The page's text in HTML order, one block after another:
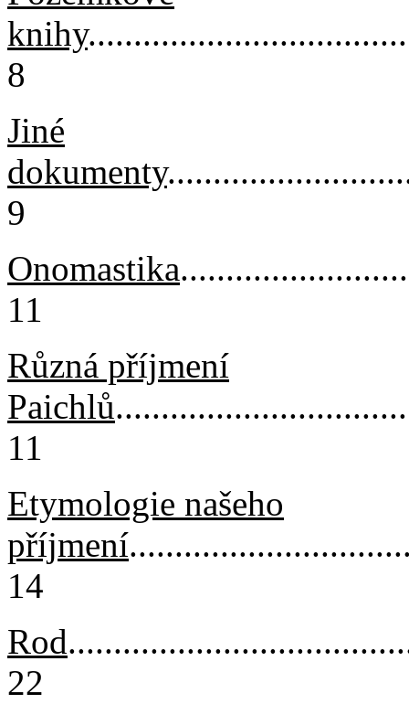
knihy
8
Jiné
dokumenty
9
Onomastika
11
Různá příjmení
Paichlů
11
Etymologie našeho
příjmení
14
Rod
22